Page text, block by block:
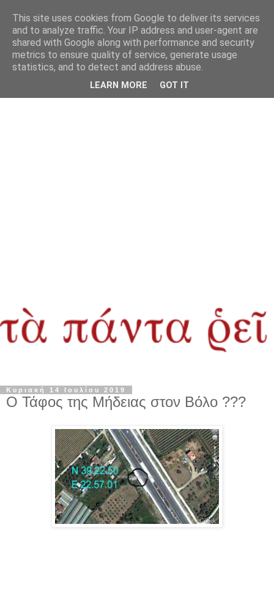
Κυριακή 14 Ιουλίου 2019
Ο Τάφος της Μήδειας στον Βόλο ???
This site uses cookies from Google to deliver its services
and to analyze traffic. Your IP address and user-agent are
shared with Google along with performance and security
metrics to ensure quality of service, generate usage
statistics, and to detect and address abuse.
LEARN MORE GOT IT